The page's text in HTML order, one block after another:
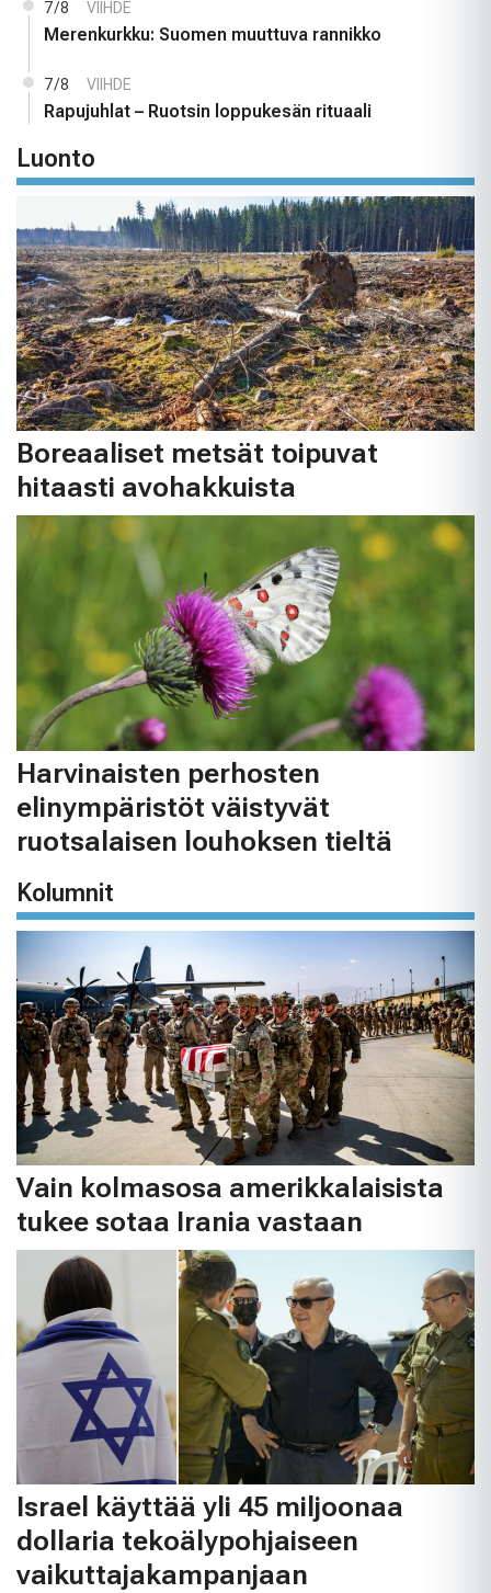
7/8 VIIHDE
Merenkurkku: Suomen muuttuva rannikko
7/8 VIIHDE
Rapujuhlat – Ruotsin loppukesän rituaali
Luonto
Boreaaliset metsät toipuvat
hitaasti avohakkuista
Harvinaisten perhosten
elinympäristöt väistyvät
ruotsalaisen louhoksen tieltä
Kolumnit
Vain kolmasosa amerikkalaisista
tukee sotaa Irania vastaan
Israel käyttää yli 45 miljoonaa
dollaria tekoälypohjaiseen
vaikuttajakampanjaan